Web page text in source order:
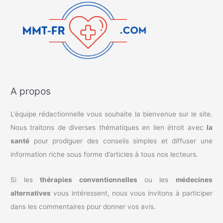
A propos
L’équipe rédactionnelle vous souhaite la bienvenue sur le site.
Nous traitons de diverses thématiques en lien étroit avec la
santé pour prodiguer des conseils simples et diffuser une
information riche sous forme d’articles à tous nos lecteurs.
Si lesthérapies conventionnelles ou les médecines
alternatives vous intéressent, nous vous invitons à participer
dans les commentaires pour donner vos avis.